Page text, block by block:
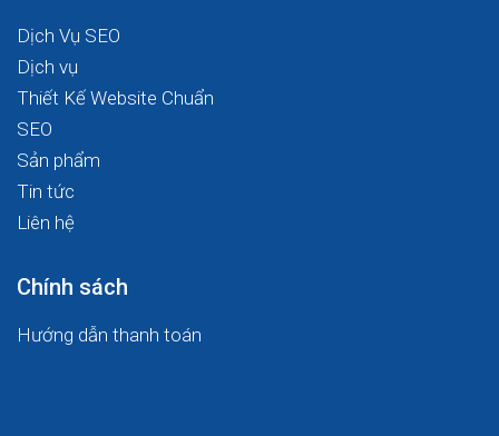
Dịch Vụ SEO
Dịch vụ
Thiết Kế Website Chuẩn
SEO
Sản phẩm
Tin tức
Liên hệ
Chính sách
Hướng dẫn thanh toán